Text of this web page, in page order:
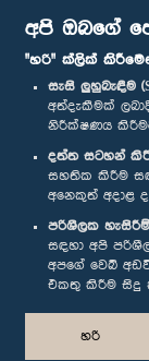
අපි ඔබගේ
"හරි" ක්ලික්
සැසි ලුහුබැඳීම
අත්දැකීමක්
නිරීක්ෂණය
දත්ත සටහන්
සහතික කිරීම
අනෙකුත් අදාළ
පරිශීලක
සඳහා අපි
අපගේ වෙබ්
එකතු කිරීම සිදු
හරි
පාර්ලිමේන්තු ජංගම
අප හා සම්බන්ධ වී
සම්මාන
පෞද්ගලිකත්ව